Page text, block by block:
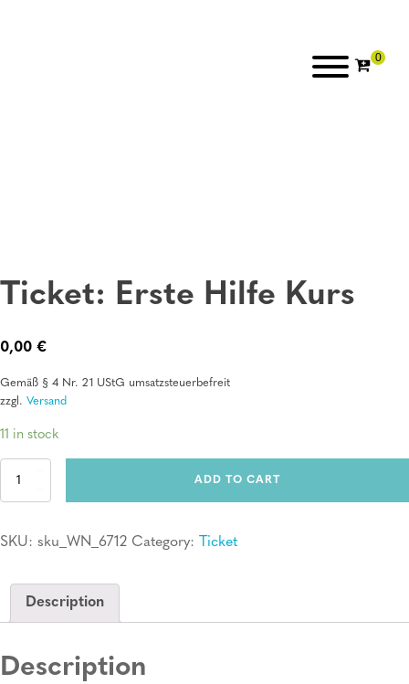
Ticket: Erste Hilfe Kurs
0,00 €
Gemäß § 4 Nr. 21 UStG umsatzsteuerbefreit
zzgl. Versand
11 in stock
Ticket:
quantity
ADD TO CART
SKU: sku_WN_6712 Category: Ticket
Description
Description